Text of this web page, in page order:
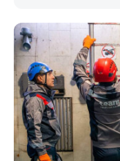
տեղակայել
քաղաքի Նոր-
Բագրևանդ
հարող
կապի կայանի
ծանոթանալ
ենք զանգահարել
ընկերության